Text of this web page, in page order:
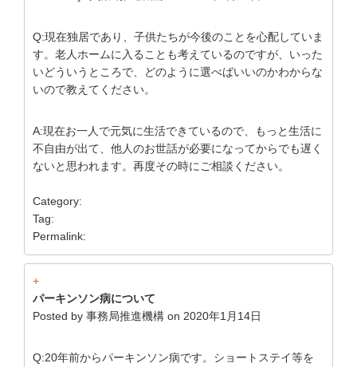
Q:現在独居であり、子供たちが今後のことを心配していま
す。老人ホームに入ることも考えているのですが、いった
いどういうところで、どのように選べばいいのかわからな
いので教えてください。
A:現在お一人で元気に生活できているので、もっと生活に
不自由が出て、他人のお世話が必要になってからでも遅く
ないと思われます。再度その時にご相談ください。
Category:
Tag:
Permalink:
+
パーキンソン病について
Posted by 事務局推進機構 on 2020年1月14日
Q:20年前からパーキンソン病です。ショートステイ等を